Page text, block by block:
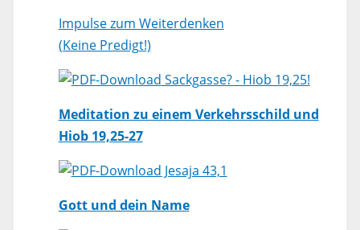
Impulse zum Weiterdenken
(Keine Predigt!)
Sackgasse? - Hiob 19,25!
Meditation zu einem Verkehrsschild und
Hiob 19,25-27
Jesaja 43,1
Gott und dein Name